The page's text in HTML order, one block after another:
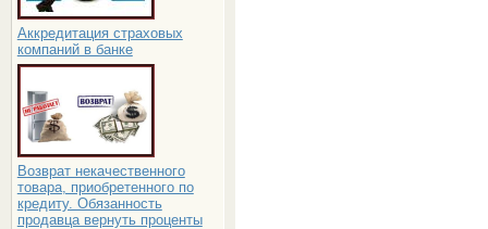
Аккредитация страховых
компаний в банке
Возврат некачественного
товара, приобретенного по
кредиту. Обязанность
продавца вернуть проценты